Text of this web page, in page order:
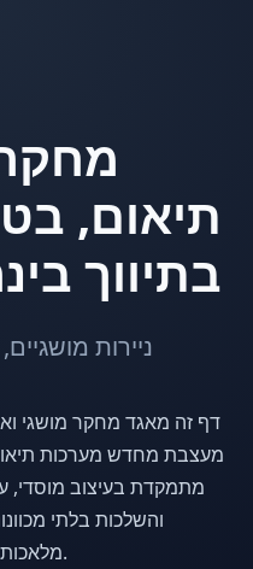
תיאום,
בתיווך
ניירות
דף זה מאגד מחקר מושגי
מעצבת מחדש מערכות
מתמקדת בעיצוב מוסדי,
והשלכות בלתי
מלאכותית בתחומים מסחריים וחברתיים.